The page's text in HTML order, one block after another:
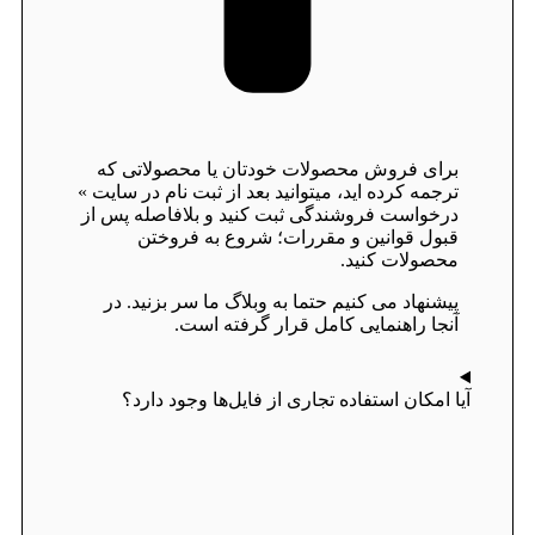
برای فروش محصولات خودتان یا محصولاتی که
ترجمه کرده اید، میتوانید بعد از ثبت نام در سایت »
درخواست فروشندگی ثبت کنید و بلافاصله پس از
قبول قوانین و مقررات؛ شروع به فروختن
محصولات کنید.
پیشنهاد می کنیم حتما به وبلاگ ما سر بزنید. در
آنجا راهنمایی کامل قرار گرفته است.
آیا امکان استفاده تجاری از فایل‌ها وجود دارد؟